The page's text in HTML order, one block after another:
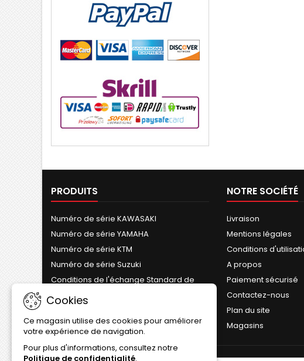
PRODUITS
Numéro de série KAWASAKI
Numéro de série YAMAHA
Numéro de série KTM
Numéro de série Suzuki
Conditions de l'échange Standard de
Cylindre
NOTRE SOCIÉTÉ
Livraison
Mentions légales
Conditions
A propos
Paiement sécurisé
Contactez-nous
Plan du site
Magasins
Cookies
Ce magasin utilise des cookies pour améliorer
votre expérience de navigation.
Pour plus d'informations, consultez notre
Politique de confidentialité.